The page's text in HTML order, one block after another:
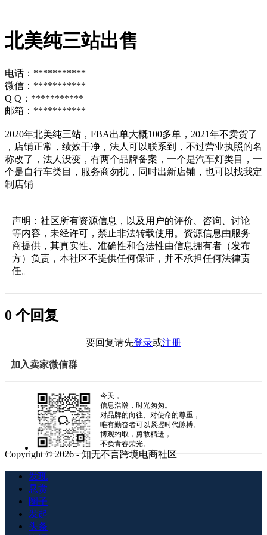
北美纯三站出售
电话：***********
微信：***********
Q Q：***********
邮箱：***********
2020年北美纯三站，FBA出单大概100多单，2021年不卖货了
，店铺正常，绩效干净，法人可以联系到，不过营业执照的名
称改了，法人没变，有两个品牌备案，一个是汽车灯类目，一
个是自行车类目，服务商勿扰，同时出新店铺，也可以找我定
制店铺
声明：社区所有资源信息，以及用户的评价、咨询、讨论
等内容，未经许可，禁止非法转载使用。资源信息由服务
商提供，其真实性、准确性和合法性由信息拥有者（发布
方）负责，本社区不提供任何保证，并不承担任何法律责
任。
0 个回复
要回复请先登录或注册
加入卖家微信群
今天，
信息浩瀚，时光匆匆。
对品牌的向往、对使命的尊重，
唯有勤奋者可以紧握时代脉搏。
博观约取，勇敢精进，
不负青春荣光。
Copyright © 2026 - 知无不言跨境电商社区
发现
悬赏
圈子
发起
头条